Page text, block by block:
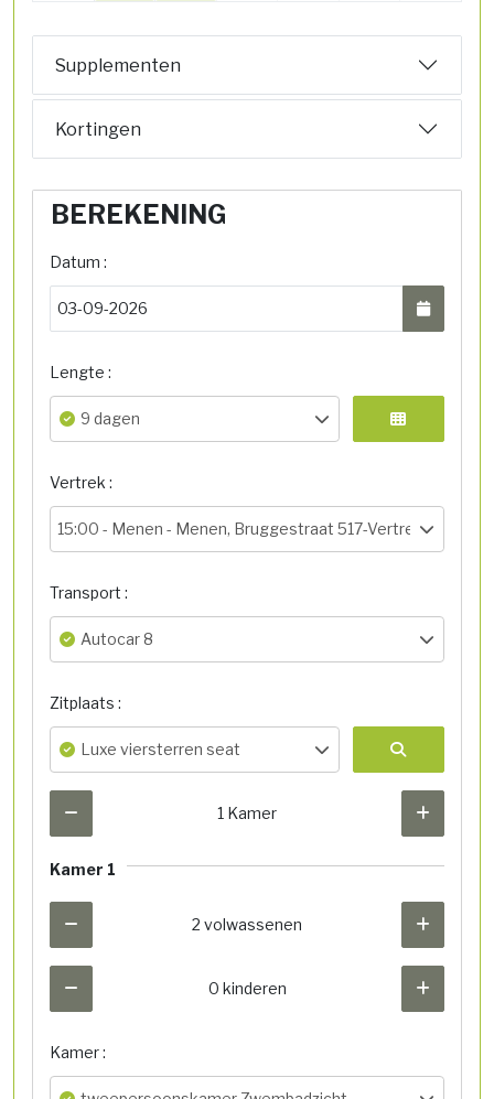
Supplementen
Kortingen
BEREKENING
Datum :
Lengte :
9 dagen
Vertrek :
15:00 - Menen - Menen, Bruggestraat 517-Vertrekhal
Transport :
Autocar 8
Zitplaats :
Luxe viersterren seat
1 Kamer
Kamer 1
2 volwassenen
0 kinderen
Kamer :